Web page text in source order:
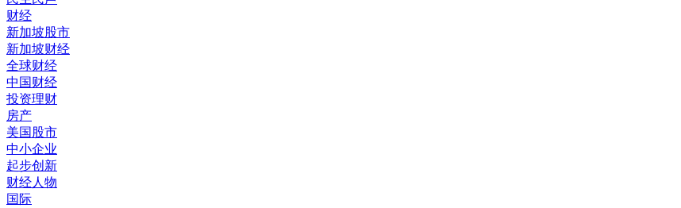
财经
新加坡股市
新加坡财经
全球财经
中国财经
投资理财
房产
美国股市
中小企业
起步创新
财经人物
国际